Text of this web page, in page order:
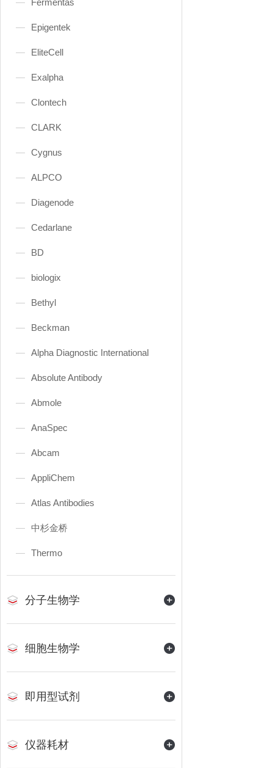
Fermentas
Epigentek
EliteCell
Exalpha
Clontech
CLARK
Cygnus
ALPCO
Diagenode
Cedarlane
BD
biologix
Bethyl
Beckman
Alpha Diagnostic International
Absolute Antibody
Abmole
AnaSpec
Abcam
AppliChem
Atlas Antibodies
中杉金桥
Thermo
分子生物学
细胞生物学
即用型试剂
仪器耗材